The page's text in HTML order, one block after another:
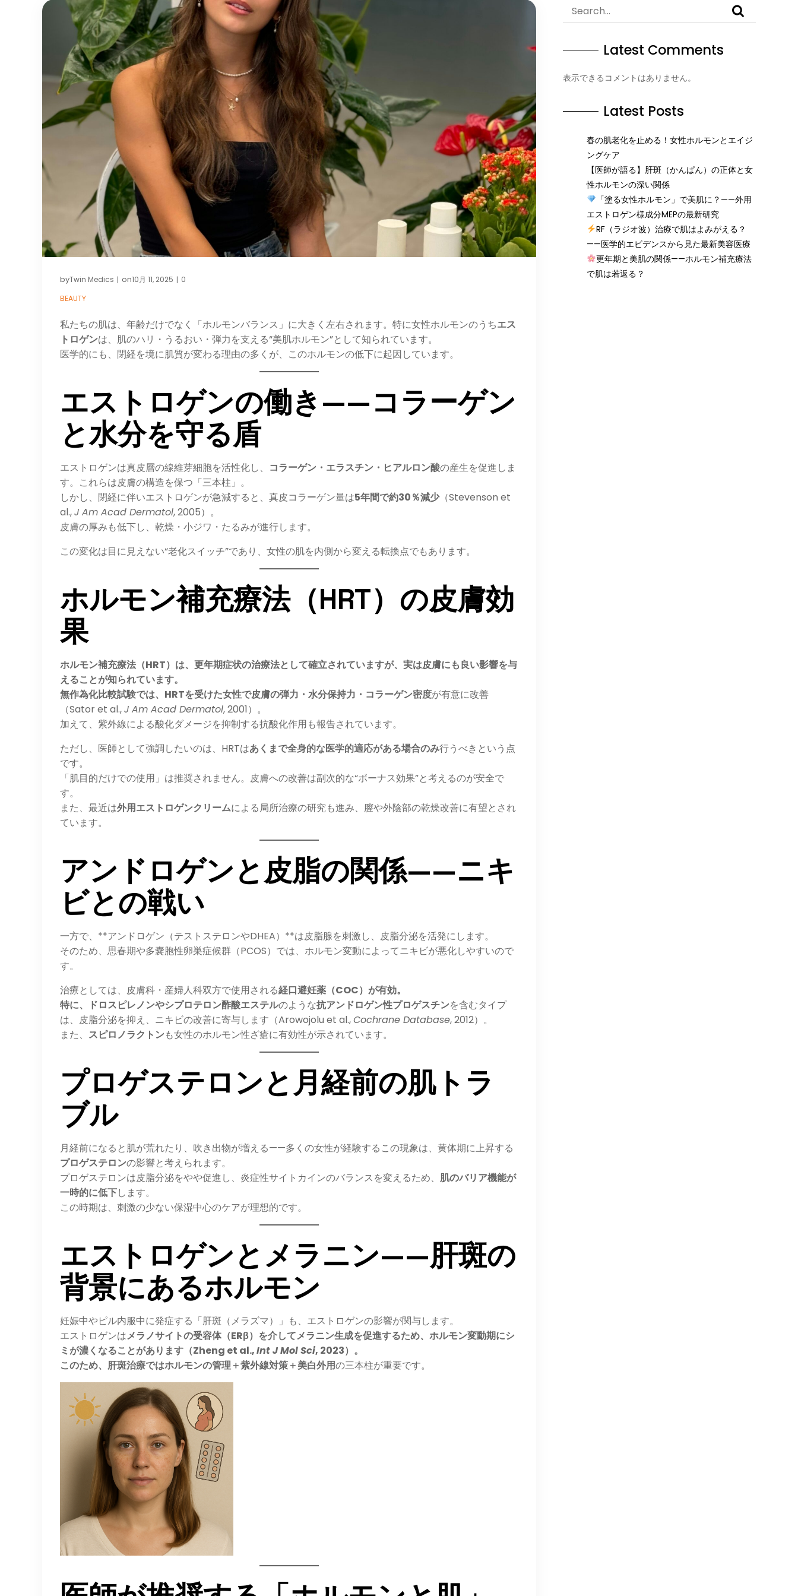
byTwin Medics | on10月 11, 2025 | 0
BEAUTY
私たちの肌は、年齢だけでなく「ホルモンバランス」に大きく左右されます。特に女性ホルモンのうちエス
トロゲンは、肌のハリ・うるおい・弾力を支える“美肌ホルモン”として知られています。
医学的にも、閉経を境に肌質が変わる理由の多くが、このホルモンの低下に起因しています。
エストロゲンの働き——コラーゲン
と水分を守る盾
エストロゲンは真皮層の線維芽細胞を活性化し、 コラーゲン・エラスチン・ヒアルロン酸の産生を促進しま
す。これらは皮膚の構造を保つ「三本柱」。
しかし、閉経に伴いエストロゲンが急減すると、真皮コラーゲン量は5年間で約30％減少（Stevenson et
al.,J Am Acad Dermatol, 2005）。
皮膚の厚みも低下し、乾燥・小ジワ・たるみが進行します。
この変化は目に見えない“老化スイッチ”であり、女性の肌を内側から変える転換点でもあります。
ホルモン補充療法（HRT）の皮膚効
果
ホルモン補充療法（HRT）は、更年期症状の治療法として確立されていますが、実は皮膚にも良い影響を与
えることが知られています。
無作為化比較試験では、HRTを受けた女性で皮膚の弾力・水分保持力・コラーゲン密度が有意に改善
（Sator et al.,J Am Acad Dermatol, 2001）。
加えて、紫外線による酸化ダメージを抑制する抗酸化作用も報告されています。
ただし、医師として強調したいのは、HRTはあくまで全身的な医学的適応がある場合のみ行うべきという点
です。
「肌目的だけでの使用」は推奨されません。皮膚への改善は副次的な“ボーナス効果”と考えるのが安全で
す。
また、最近は外用エストロゲンクリームによる局所治療の研究も進み、膣や外陰部の乾燥改善に有望とされ
ています。
アンドロゲンと皮脂の関係——ニキ
ビとの戦い
一方で、**アンドロゲン（テストステロンやDHEA）**は皮脂腺を刺激し、皮脂分泌を活発にします。
そのため、思春期や多嚢胞性卵巣症候群（PCOS）では、ホルモン変動によってニキビが悪化しやすいので
す。
治療としては、皮膚科・産婦人科双方で使用される経口避妊薬（COC）が有効。
特に、ドロスピレノンやシプロテロン酢酸エステルのような抗アンドロゲン性プロゲスチンを含むタイプ
は、皮脂分泌を抑え、ニキビの改善に寄与します（Arowojolu et al.,Cochrane Database, 2012）。
また、 スピロノラクトンも女性のホルモン性ざ瘡に有効性が示されています。
プロゲステロンと月経前の肌トラ
ブル
月経前になると肌が荒れたり、吹き出物が増える——多くの女性が経験するこの現象は、黄体期に上昇する
プロゲステロンの影響と考えられます。
プロゲステロンは皮脂分泌をやや促進し、炎症性サイトカインのバランスを変えるため、 肌のバリア機能が
一時的に低下します。
この時期は、刺激の少ない保湿中心のケアが理想的です。
エストロゲンとメラニン——肝斑の
背景にあるホルモン
妊娠中やピル内服中に発症する「肝斑（メラズマ）」も、エストロゲンの影響が関与します。
エストロゲンはメラノサイトの受容体（ERβ）を介してメラニン生成を促進するため、ホルモン変動期にシ
ミが濃くなることがあります（Zheng et al.,Int J Mol Sci, 2023）。
このため、肝斑治療ではホルモンの管理＋紫外線対策＋美白外用の三本柱が重要です。
Latest Comments
表示できるコメントはありません。
Latest Posts
春の肌老化を止める！女性ホルモンとエイジ
ングケア
【医師が語る】肝斑（かんぱん）の正体と女
性ホルモンの深い関係
「塗る女性ホルモン」で美肌に？——外用
エストロゲン様成分MEPの最新研究
RF（ラジオ波）治療で肌はよみがえる？
——医学的エビデンスから見た最新美容医療
更年期と美肌の関係——ホルモン補充療法
で肌は若返る？